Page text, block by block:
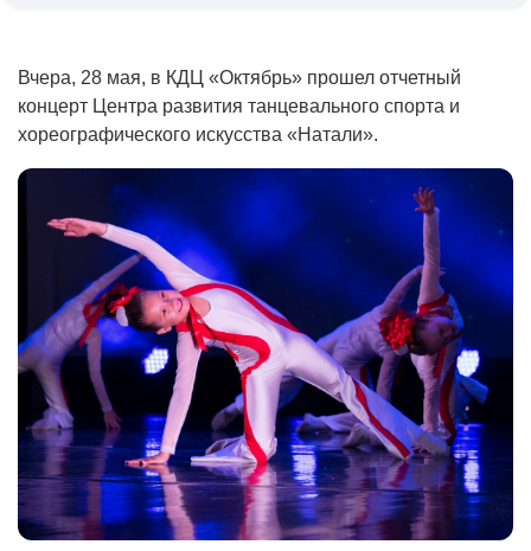
Вчера, 28 мая, в КДЦ «Октябрь» прошел отчетный
концерт Центра развития танцевального спорта и
хореографического искусства «Натали».